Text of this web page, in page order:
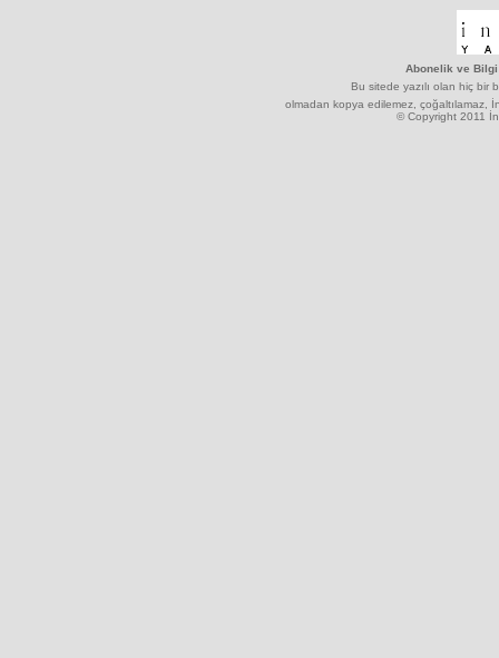
Abonelik ve Bilgi
Bu sitede yazılı olan hiç bir
olmadan kopya edilemez, çoğaltılamaz,
© Copyright 2011